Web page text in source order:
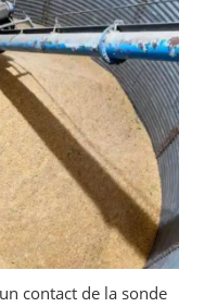
contact de la sonde